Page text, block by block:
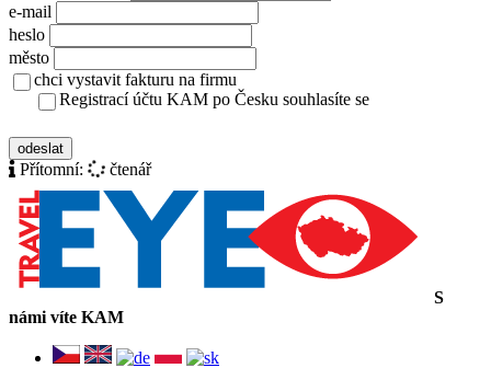
e-mail
heslo
město
chci vystavit fakturu na firmu
Registrací účtu KAM po Česku souhlasíte se
odeslat
Přítomní: čtenář
S
námi víte KAM